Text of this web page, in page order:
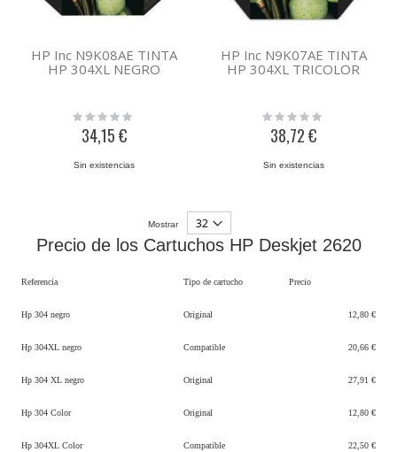
HP Inc N9K08AE TINTA
HP 304XL NEGRO
Rating:
34,15 €
Sin existencias
HP Inc N9K07AE TINTA
HP 304XL TRICOLOR
Rating:
38,72 €
Sin existencias
Mostrar
Precio de los Cartuchos HP Deskjet 2620
Referencia Tipo de cartucho Precio
Hp 304 negro Original 12,80 €
Hp 304XL negro Compatible 20,66 €
Hp 304 XL negro Original 27,91 €
Hp 304 Color Original 12,80 €
Hp 304XL Color Compatible 22,50 €